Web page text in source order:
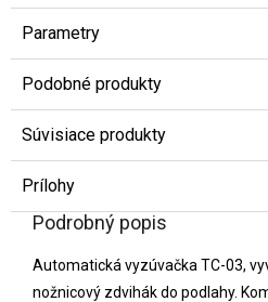
Parametry
Podobné produkty
Súvisiace produkty
Prílohy
Podrobný popis
Automatická vyzúvačka TC-03,
nožnicový zdvihák do podlahy.